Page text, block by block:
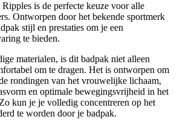
is de perfecte keuze voor alle
Ontworpen door het bekende sportmerk
stijl en prestaties om je een
te bieden.
materialen, is dit badpak niet alleen
om te dragen. Het is ontworpen om
rondingen van het vrouwelijke lichaam,
en optimale bewegingsvrijheid in het
kun je je volledig concentreren op het
te worden door je badpak.